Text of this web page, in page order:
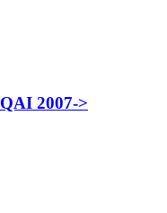
2007->